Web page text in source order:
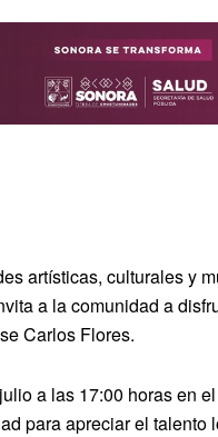
artísticas, culturales y
a la comunidad a
Carlos Flores.
a las 17:00 horas en
para apreciar el talento